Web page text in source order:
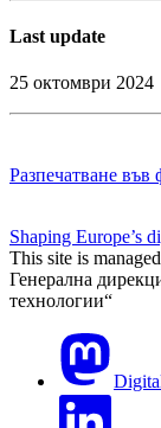
Last update
25 октомври 2024
Разпечатване във
Shaping Europe’s
This site is
Генерална
технологии“